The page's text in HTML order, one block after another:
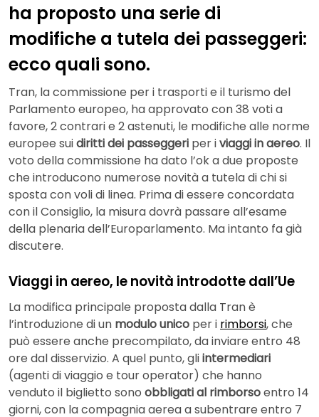
ha proposto una serie di
modifiche a tutela dei passeggeri:
ecco quali sono.
Tran, la commissione per i trasporti e il turismo del
Parlamento europeo, ha approvato con 38 voti a
favore, 2 contrari e 2 astenuti, le modifiche alle norme
europee suidiritti dei passeggeri per iviaggi in aereo. Il
voto della commissione ha dato l’ok a due proposte
che introducono numerose novità a tutela di chi si
sposta con voli di linea. Prima di essere concordata
con il Consiglio, la misura dovrà passare all’esame
della plenaria dell’Europarlamento. Ma intanto fa già
discutere.
Viaggi in aereo, le novità introdotte dall’Ue
La modifica principale proposta dalla Tran è
l’introduzione di un modulo unico per i rimborsi, che
può essere anche precompilato, da inviare entro 48
ore dal disservizio. A quel punto, gliintermediari
(agenti di viaggio e tour operator) che hanno
venduto il biglietto sono obbligati al rimborsoentro 14
giorni, con la compagnia aerea a subentrare entro 7